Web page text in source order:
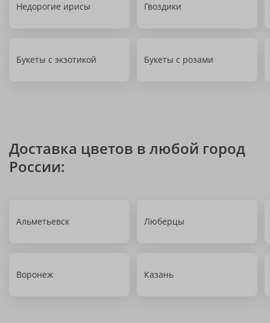
Недорогие ирисы Гвоздики
Букеты с экзотикой Букеты с розами
Доставка цветов в любой город
России:
Альметьевск Люберцы
Воронеж Казань